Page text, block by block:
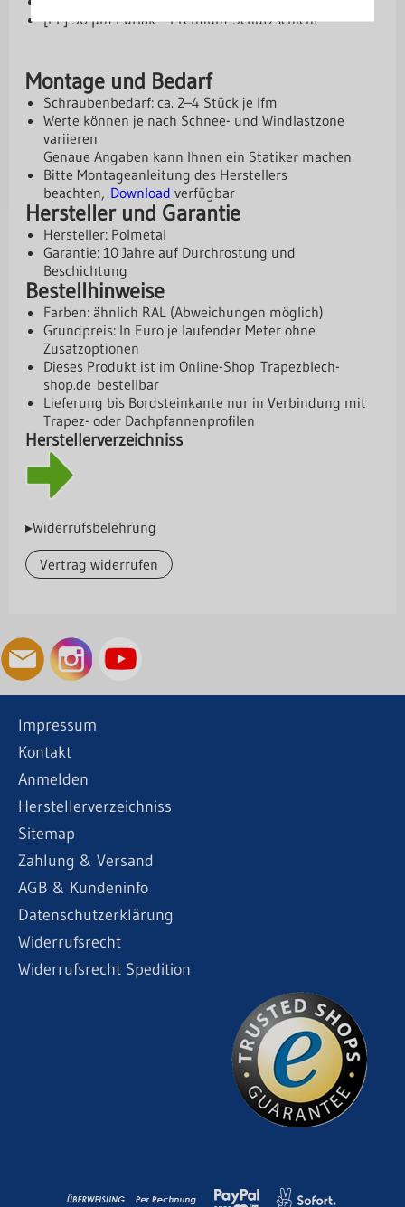
[PL] 50 µm Purlak – Premium-Schutzschicht
Montage und Bedarf
Schraubenbedarf: ca. 2–4 Stück je lfm
Werte können je nach Schnee- und Windlastzone
variieren
Genaue Angaben kann Ihnen ein Statiker machen
Bitte Montageanleitung des Herstellers
beachten, Download verfügbar
Hersteller und Garantie
Hersteller: Polmetal
Garantie: 10 Jahre auf Durchrostung und
Beschichtung
Bestellhinweise
Farben: ähnlich RAL (Abweichungen möglich)
Grundpreis: In Euro je laufender Meter ohne
Zusatzoptionen
Dieses Produkt ist im Online-Shop Trapezblech-
shop.de bestellbar
Lieferung bis Bordsteinkante nur in Verbindung mit
Trapez- oder Dachpfannenprofilen
Herstellerverzeichniss
▸Widerrufsbelehrung
Vertrag widerrufen
Impressum
Kontakt
Anmelden
Herstellerverzeichniss
Sitemap
Zahlung & Versand
AGB & Kundeninfo
Datenschutzerklärung
Widerrufsrecht
Widerrufsrecht Spedition